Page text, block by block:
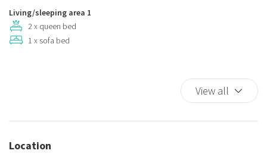
Shower
Street Parking
TV
Living/sleeping area 1
2 x queen bed
1 x sofa bed
View all
Location